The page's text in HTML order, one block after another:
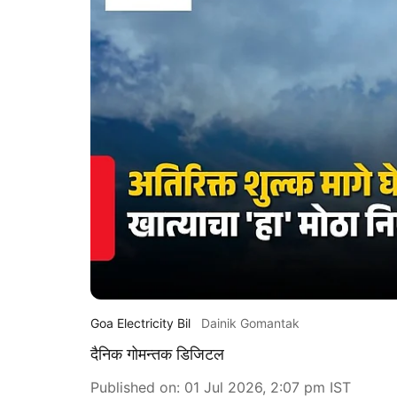
Goa Electricity Bil Dainik Gomantak
दैनिक गोमन्तक डिजिटल
Published on: 01 Jul 2026, 2:07 pm IST